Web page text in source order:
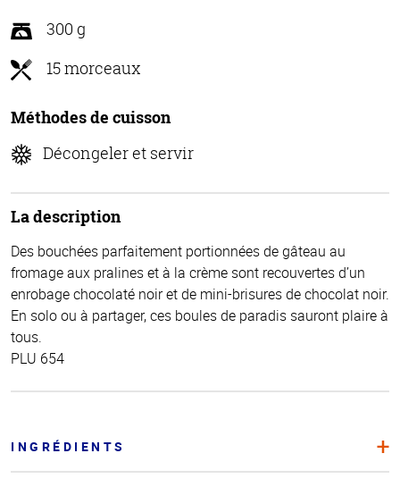
300 g
15 morceaux
Méthodes de cuisson
Décongeler et servir
La description
Des bouchées parfaitement portionnées de gâteau au
fromage aux pralines et à la crème sont recouvertes d’un
enrobage chocolaté noir et de mini-brisures de chocolat noir.
En solo ou à partager, ces boules de paradis sauront plaire à
tous.
PLU 654
INGRÉDIENTS